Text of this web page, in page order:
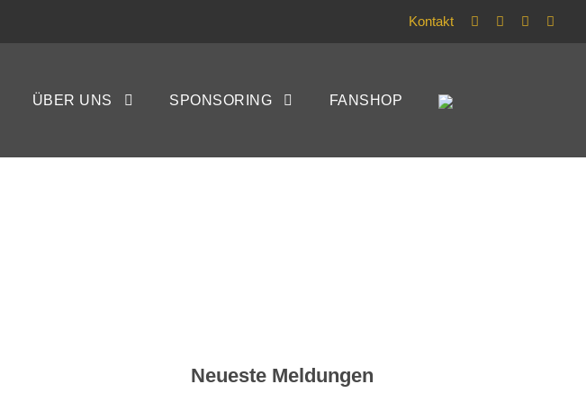
Kontakt
ÜBER UNS SPONSORING FANSHOP
bietet zu wenig
Neueste Meldungen